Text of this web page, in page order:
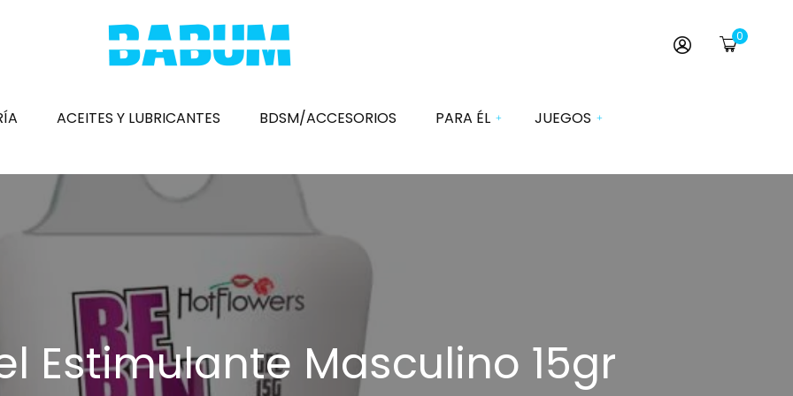
ACEITES Y LUBRICANTES BDSM/ACCESORIOS PARA ÉL
Fundas Pene
JUEGOS
Juegos de Pareja
0
Estimulante Masculino 15gr